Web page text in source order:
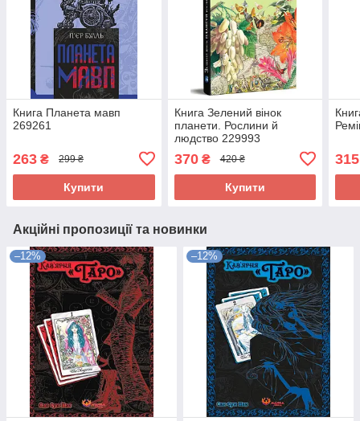
Книга Планета мавп
269261
263 ₴ 299 ₴
Купити
Книга Зелений вінок
планети. Рослини й
людство 229993
370₴ 420 ₴
Купити
315
Акційні пропозиції та новинки
–12% –12%